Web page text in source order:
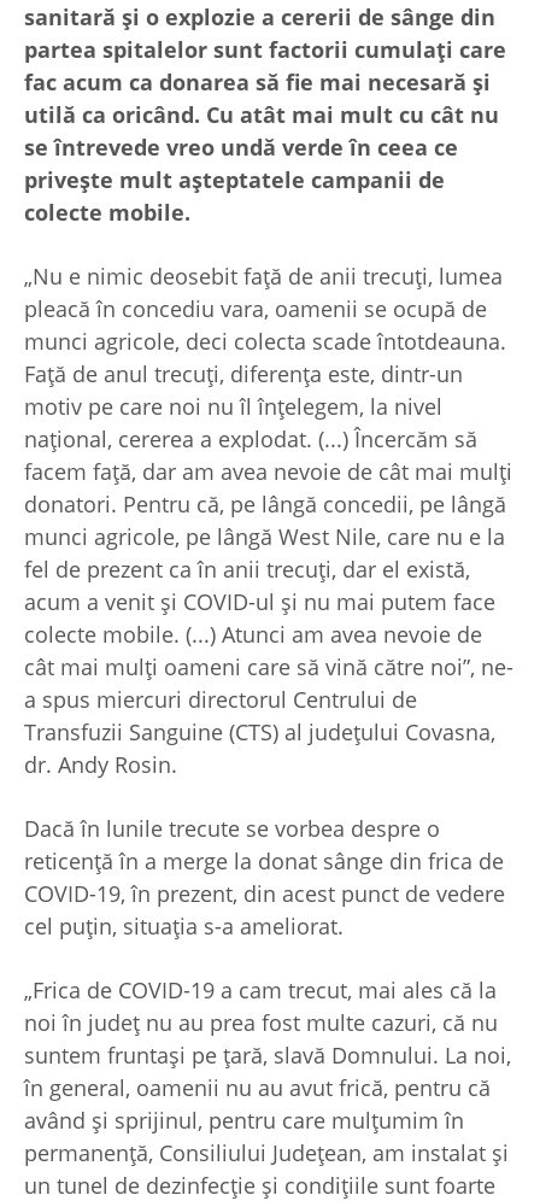
sanitară și o explozie a cererii de sânge din
partea spitalelor sunt factorii cumulați care
fac acum ca donarea să fie mai necesară și
utilă ca oricând. Cu atât mai mult cu cât nu
se întrevede vreo undă verde în ceea ce
privește mult așteptatele campanii de
colecte mobile.
„Nu e nimic deosebit față de anii trecuți, lumea
pleacă în concediu vara, oamenii se ocupă de
munci agricole, deci colecta scade întotdeauna.
Față de anul trecuți, diferența este, dintr-un
motiv pe care noi nu îl înțelegem, la nivel
național, cererea a explodat. (...) Încercăm să
facem față, dar am avea nevoie de cât mai mulți
donatori. Pentru că, pe lângă concedii, pe lângă
munci agricole, pe lângă West Nile, care nu e la
fel de prezent ca în anii trecuți, dar el există,
acum a venit și COVID-ul și nu mai putem face
colecte mobile. (...) Atunci am avea nevoie de
cât mai mulți oameni care să vină către noi”, ne-
a spus miercuri directorul Centrului de
Transfuzii Sanguine (CTS) al județului Covasna,
dr. Andy Rosin.
Dacă în lunile trecute se vorbea despre o
reticență în a merge la donat sânge din frica de
COVID-19, în prezent, din acest punct de vedere
cel puțin, situația s-a ameliorat.
„Frica de COVID-19 a cam trecut, mai ales că la
noi în județ nu au prea fost multe cazuri, că nu
suntem fruntași pe țară, slavă Domnului. La noi,
în general, oamenii nu au avut frică, pentru că
având și sprijinul, pentru care mulțumim în
permanență, Consiliului Județean, am instalat și
un tunel de dezinfecție și condițiile sunt foarte